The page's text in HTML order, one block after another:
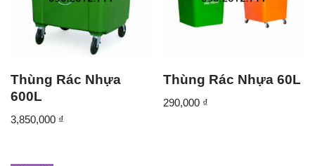
Thùng Rác Nhựa
600L
3,850,000 ₫
Thùng Rác Nhựa 60L
290,000 ₫